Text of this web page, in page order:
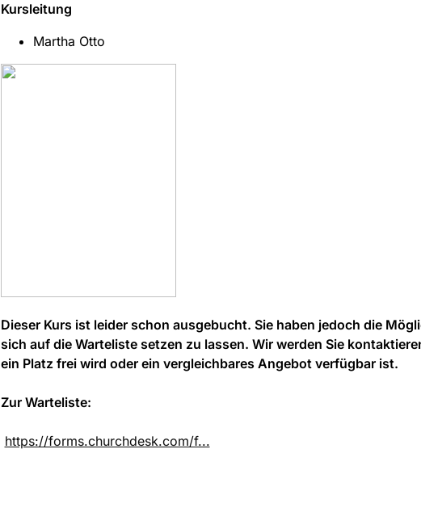
Kursleitung
Martha Otto
Dieser Kurs ist leider schon ausgebucht. Sie haben jedoch die
sich auf die Warteliste setzen zu lassen. Wir werden Sie
ein Platz frei wird oder ein vergleichbares Angebot verfügbar ist.
Zur Warteliste:
https://forms.churchdesk.com/f...